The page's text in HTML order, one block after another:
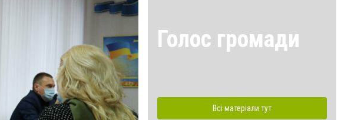
Голос громади
Всі матеріали тут